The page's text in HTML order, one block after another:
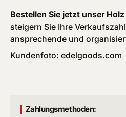
Bestellen Sie jetzt unser
steigern Sie Ihre
ansprechende und
Kundenfoto: edelgoods.com
Zahlungsmethoden: